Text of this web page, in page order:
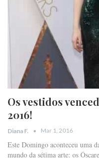
Os vestidos
2016!
Diana F. Mar 1, 2016
Este Domingo aconteceu uma
mundo da sétima arte: os